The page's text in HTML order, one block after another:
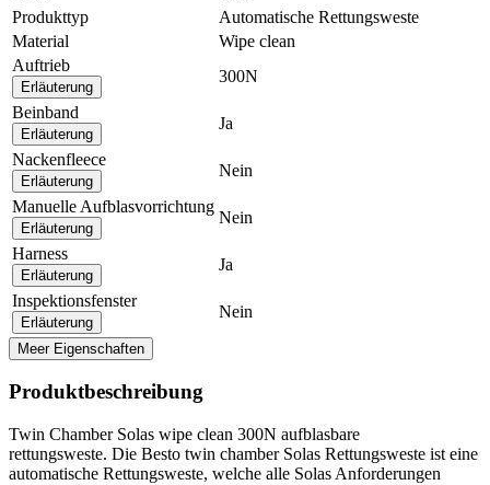
Produkttyp
Automatische Rettungsweste
Material
Wipe clean
Auftrieb
Erläuterung
300N
Beinband
Erläuterung
Ja
Nackenfleece
Erläuterung
Nein
Manuelle Aufblasvorrichtung
Erläuterung
Nein
Harness
Erläuterung
Ja
Inspektionsfenster
Erläuterung
Nein
Meer Eigenschaften
Produktbeschreibung
Twin Chamber Solas wipe clean 300N aufblasbare
rettungsweste. Die Besto twin chamber Solas Rettungsweste ist eine
automatische Rettungsweste, welche alle Solas Anforderungen